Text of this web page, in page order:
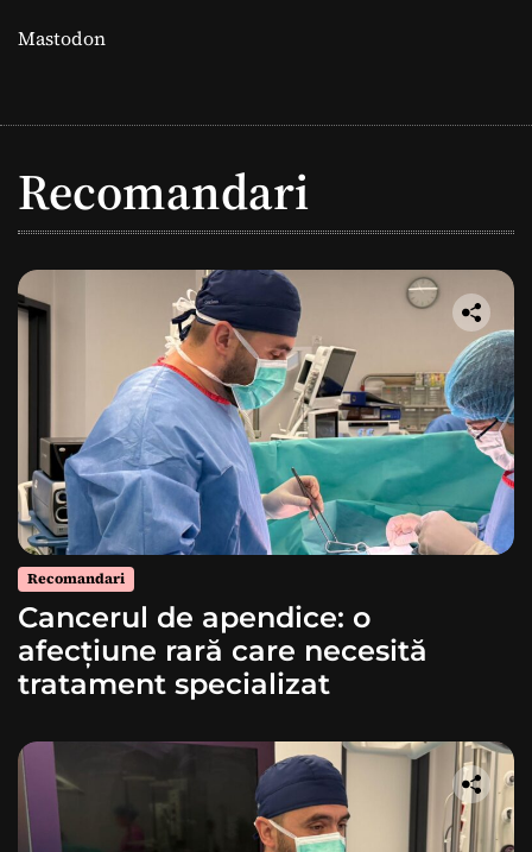
Mastodon
Recomandari
Recomandari
Cancerul de apendice: o
afecțiune rară care necesită
tratament specializat